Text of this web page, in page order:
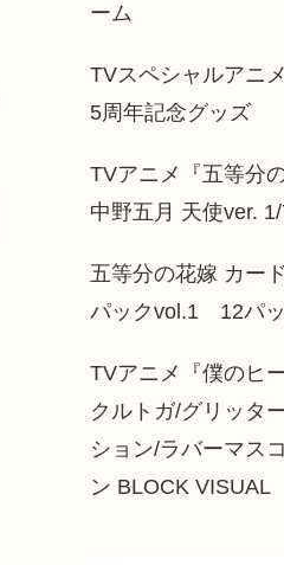
ーム
TVスペシャルアニ
5周年記念グッズ
TVアニメ『五等分
中野五月 天使ver.
五等分の花嫁 カー
パックvol.1 12パ
TVアニメ『僕のヒ
クルトガ/グリッタ
ション/ラバーマス
ン BLOCK VISUAL